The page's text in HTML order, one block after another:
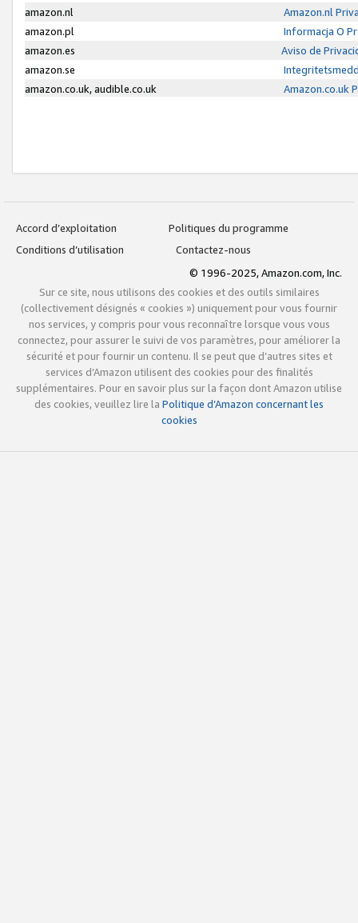
amazon.nl
Amazon.nl
amazon.pl
Informacja O
amazon.es
Aviso de
amazon.se
amazon.co.uk, audible.co.uk
Amazon.co.uk
Accord d’exploitation
Politiques du programme
Conditions d’utilisation
Contactez-nous
© 1996-2025, Amazon.com, Inc.
Sur ce site, nous utilisons des cookies et des outils similaires
(collectivement désignés « cookies ») uniquement pour vous fournir
nos services, y compris pour vous reconnaître lorsque vous vous
connectez, pour assurer le suivi de vos paramètres, pour améliorer la
sécurité et pour fournir un contenu. Il se peut que d’autres sites et
services d’Amazon utilisent des cookies pour des finalités
supplémentaires. Pour en savoir plus sur la façon dont Amazon utilise
des cookies, veuillez lire la Politique d’Amazon concernant les
cookies